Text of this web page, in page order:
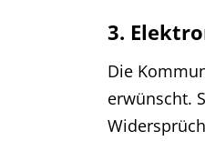
3.
Die
erwünscht.